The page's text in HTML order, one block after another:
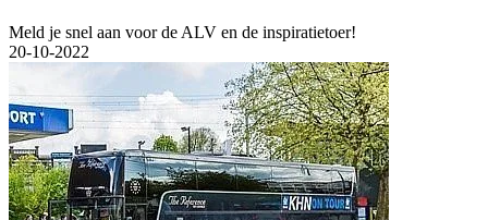
Meld je snel aan voor de ALV en de inspiratietoer!
20-10-2022